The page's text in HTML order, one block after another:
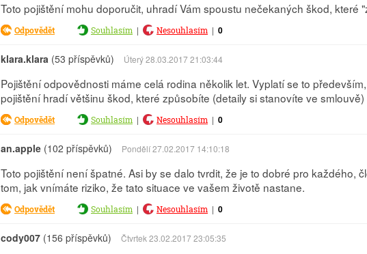
Toto pojištění mohu doporučit, uhradí Vám spoustu nečekaných škod, které
Odpovědět Souhlasím | Nesouhlasím | 0
klara.klara (53 příspěvků) Úterý 28.03.2017 21:03:44
Pojištění odpovědnosti máme celá rodina několik let. Vyplatí se to
pojištění hradí většinu škod, které způsobíte (detaily si stanovíte ve smlouvě)
Odpovědět Souhlasím | Nesouhlasím | 0
an.apple (102 příspěvků) Pondělí 27.02.2017 14:10:18
Toto pojištění není špatné. Asi by se dalo tvrdit, že je to dobré pro každého,
tom, jak vnímáte riziko, že tato situace ve vašem životě nastane.
Odpovědět Souhlasím | Nesouhlasím | 0
cody007 (156 příspěvků) Čtvrtek 23.02.2017 23:05:35